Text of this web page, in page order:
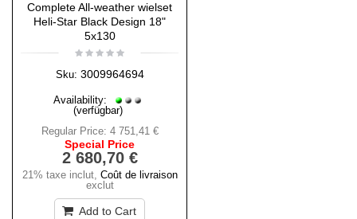
Complete All-weather wielset
Heli-Star Black Design 18"
5x130
Sku: 3009964694
Availability:
(verfügbar)
Regular Price: 4 751,41 €
Special Price
2 680,70 €
21% taxe inclut, Coût de livraison
exclut
Add to Cart